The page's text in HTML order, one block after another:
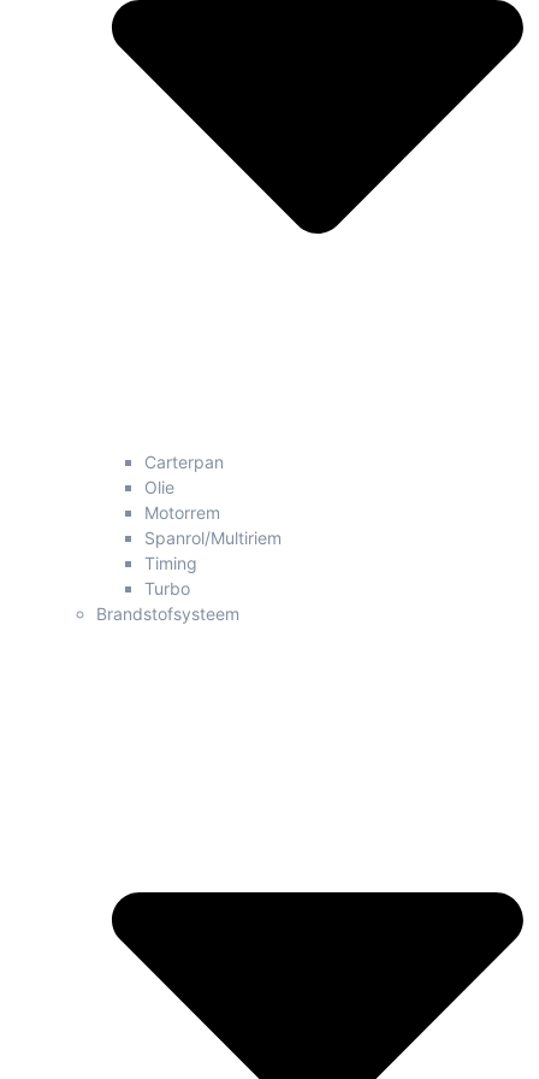
Carterpan
Olie
Motorrem
Spanrol/Multiriem
Timing
Turbo
Brandstofsysteem